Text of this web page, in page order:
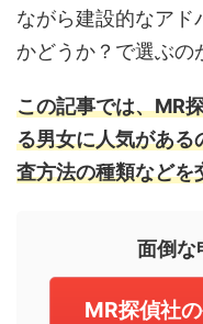
ながら建設的なアド
かどうか？で選ぶの
この記事では、MR
る男女に人気がある
査方法の種類などを
面倒な
MR探偵社